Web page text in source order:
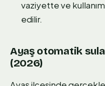
vaziyette ve
edilir.
Ayaş otomatik
(2026)